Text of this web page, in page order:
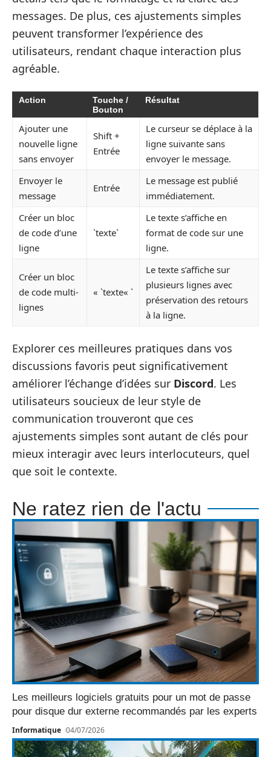
messages. De plus, ces ajustements simples
peuvent transformer l’expérience des
utilisateurs, rendant chaque interaction plus
agréable.
Action
Touche /
Bouton
Résultat
Ajouter une
nouvelle ligne
sans envoyer
Shift +
Entrée
Le curseur se déplace à la
ligne suivante sans
envoyer le message.
Envoyer le
message
Entrée
Le message est publié
immédiatement.
Créer un bloc
de code d’une
ligne
`texte`
Le texte s’affiche en
format de code sur une
ligne.
Créer un bloc
de code multi-
lignes
« `texte« `
Le texte s’affiche sur
plusieurs lignes avec
préservation des retours
à la ligne.
Explorer ces meilleures pratiques dans vos
discussions favoris peut significativement
améliorer l’échange d’idées sur Discord. Les
utilisateurs soucieux de leur style de
communication trouveront que ces
ajustements simples sont autant de clés pour
mieux interagir avec leurs interlocuteurs, quel
que soit le contexte.
Ne ratez rien de l'actu
Les meilleurs logiciels gratuits pour un mot de passe
pour disque dur externe recommandés par les experts
Informatique 04/07/2026